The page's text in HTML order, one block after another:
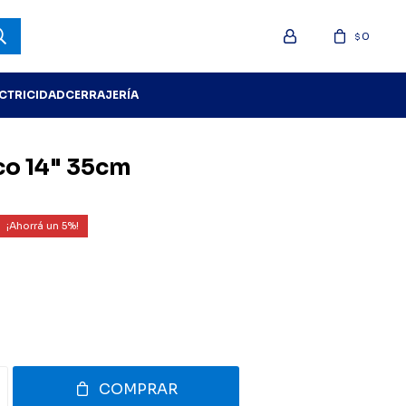
CERRAJERÍA
$0
14" 35cm
5
COMPRAR